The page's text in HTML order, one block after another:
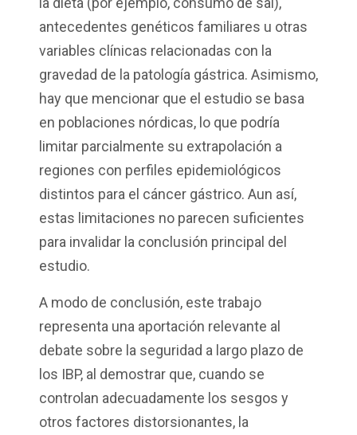
antecedentes genéticos familiares u otras
variables clínicas relacionadas con la
gravedad de la patología gástrica. Asimismo,
hay que mencionar que el estudio se basa
en poblaciones nórdicas, lo que podría
limitar parcialmente su extrapolación a
regiones con perfiles epidemiológicos
distintos para el cáncer gástrico. Aun así,
estas limitaciones no parecen suficientes
para invalidar la conclusión principal del
estudio.
A modo de conclusión, este trabajo
representa una aportación relevante al
debate sobre la seguridad a largo plazo de
los IBP, al demostrar que, cuando se
controlan adecuadamente los sesgos y
otros factores distorsionantes, la